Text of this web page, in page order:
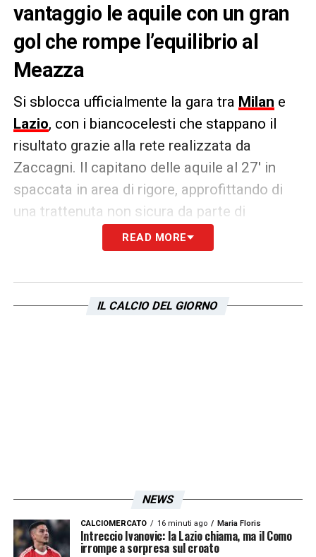
vantaggio le aquile con un gran
gol che rompe l’equilibrio al
Meazza
Si sblocca ufficialmente la gara tra Milan e
Lazio, con i biancocelesti che stappano il
risultato grazie alla rete realizzata da
Zaccagni. Il capitano delle aquile al 27′ in
spaccata in area di rigore, approfittando di
una trattenuta non sicura da parte di
Maignan dopo la conclusione sulla destra di
Marusic, approfitta e non da scampo al
READ MORE
IL CALCIO DEL GIORNO
NEWS
CALCIOMERCATO 16 minuti ago Maria Floris
Intreccio Ivanovic: la Lazio chiama, ma il Como
irrompe a sorpresa sul croato